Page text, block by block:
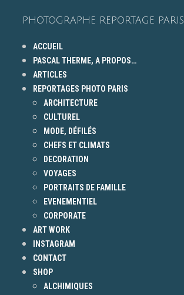
PHOTOGRAPHE REPORTAGE PARIS
ACCUEIL
PASCAL THERME, A PROPOS…
ARTICLES
REPORTAGES PHOTO PARIS
ARCHITECTURE
CULTUREL
MODE, DÉFILÉS
CHEFS ET CLIMATS
DECORATION
VOYAGES
PORTRAITS DE FAMILLE
EVENEMENTIEL
CORPORATE
ART WORK
INSTAGRAM
CONTACT
SHOP
ALCHIMIQUES